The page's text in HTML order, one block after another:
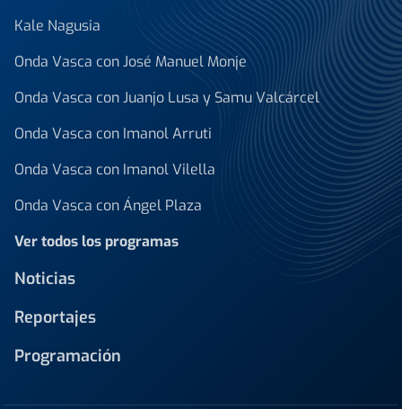
Kale Nagusia
Onda Vasca con José Manuel Monje
Onda Vasca con Juanjo Lusa y Samu Valcárcel
Onda Vasca con Imanol Arruti
Onda Vasca con Imanol Vilella
Onda Vasca con Ángel Plaza
Ver todos los programas
Noticias
Reportajes
Programación